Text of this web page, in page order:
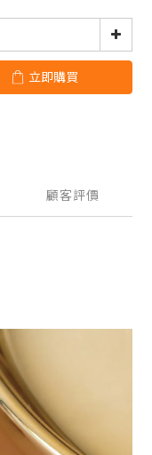
立即購買
顧客評價